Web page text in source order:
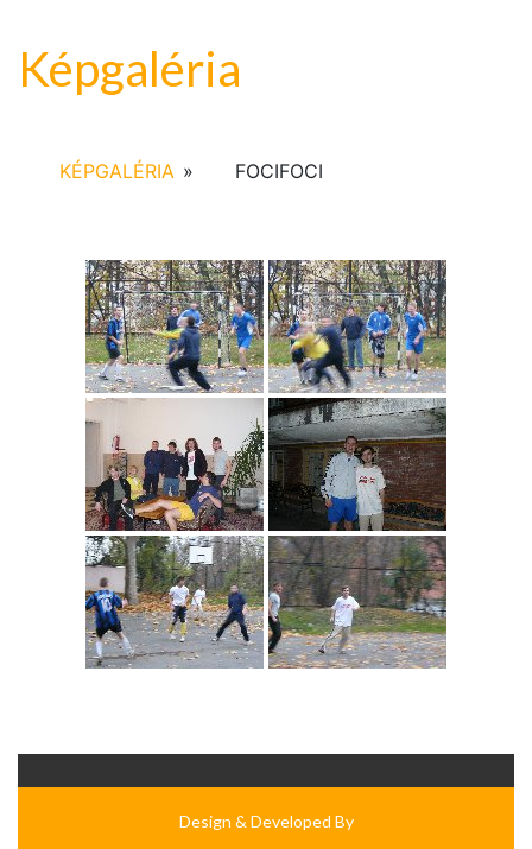
Képgaléria
KÉPGALÉRIA » FOCIFOCI
Design & Developed By